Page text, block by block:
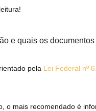
e quais os
pela Lei Federal nº
o mais recomendado é